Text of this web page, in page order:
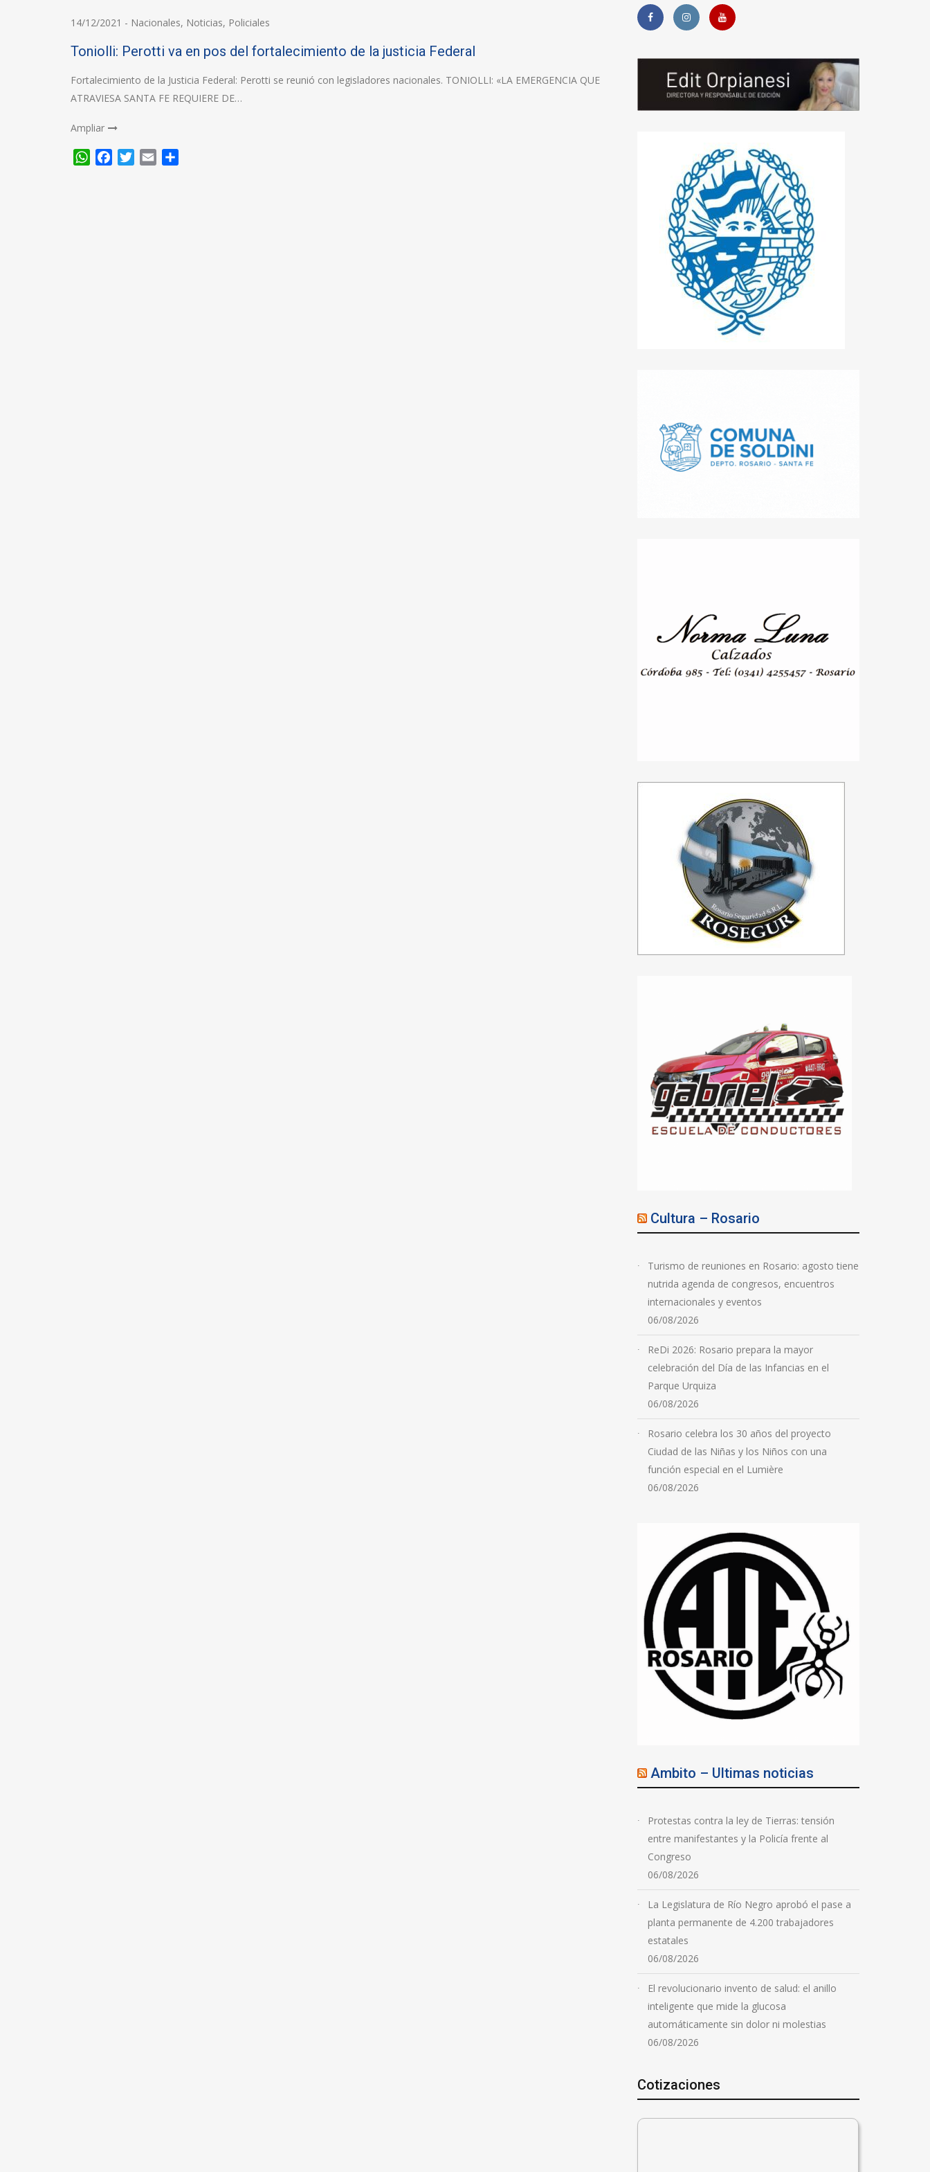
14/12/2021 - Nacionales, Noticias, Policiales
Toniolli: Perotti va en pos del fortalecimiento de la justicia Federal
Fortalecimiento de la Justicia Federal: Perotti se reunió con legisladores nacionales. TONIOLLI: «LA EMERGENCIA QUE
ATRAVIESA SANTA FE REQUIERE DE…
Ampliar
WhatsApp
FacebookTwitter
Email
Cultura – Rosario
Turismo de reuniones en Rosario: agosto tiene
nutrida agenda de congresos, encuentros
internacionales y eventos
06/08/2026
ReDi 2026: Rosario prepara la mayor
celebración del Día de las Infancias en el
Parque Urquiza
06/08/2026
Rosario celebra los 30 años del proyecto
Ciudad de las Niñas y los Niños con una
función especial en el Lumière
06/08/2026
Ambito – Ultimas noticias
Protestas contra la ley de Tierras: tensión
entre manifestantes y la Policía frente al
Congreso
06/08/2026
La Legislatura de Río Negro aprobó el pase a
planta permanente de 4.200 trabajadores
estatales
06/08/2026
El revolucionario invento de salud: el anillo
inteligente que mide la glucosa
automáticamente sin dolor ni molestias
06/08/2026
Cotizaciones